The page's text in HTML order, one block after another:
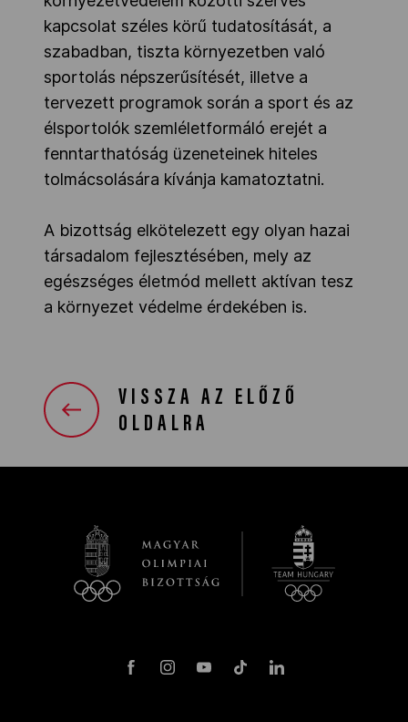
kapcsolat széles körű tudatosítását, a
szabadban, tiszta környezetben való
sportolás népszerűsítését, illetve a
tervezett programok során a sport és az
élsportolók szemléletformáló erejét a
fenntarthatóság üzeneteinek hiteles
tolmácsolására kívánja kamatoztatni.
A bizottság elkötelezett egy olyan hazai
társadalom fejlesztésében, mely az
egészséges életmód mellett aktívan tesz
a környezet védelme érdekében is.
VISSZA AZ ELŐZŐ
OLDALRA